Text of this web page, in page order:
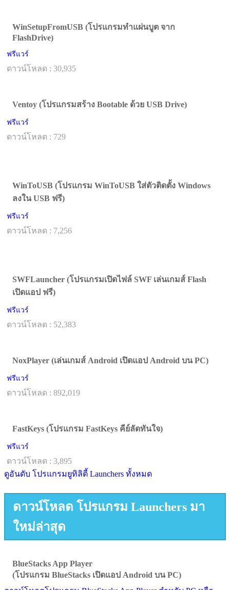
WinSetupFromUSB (โปรแกรมทำแผ่นบูต จาก
FlashDrive)
ฟรีแวร์
ดาวน์โหลด : 30,935
Ventoy (โปรแกรมสร้าง Bootable ด้วย USB Drive)
ฟรีแวร์
ดาวน์โหลด : 729
WinToUSB (โปรแกรม WinToUSB ใส่ตัวติดตั้ง Windows
ลงใน USB ฟรี)
ฟรีแวร์
ดาวน์โหลด : 7,256
SWFLauncher (โปรแกรมเปิดไฟล์ SWF เล่นเกมส์ Flash
เปิดแอป ฟรี)
ฟรีแวร์
ดาวน์โหลด : 52,383
NoxPlayer (เล่นเกมส์ Android เปิดแอป Android บน PC)
ฟรีแวร์
ดาวน์โหลด : 892,019
FastKeys (โปรแกรม FastKeys คีย์ลัดทันใจ)
ฟรีแวร์
ดาวน์โหลด : 3,895
ดูอันดับ โปรแกรมยูทิลิตี้ Launchers ทั้งหมด
ดาวน์โหลด โปรแกรม Launchers มา
ใหม่ล่าสุด
BlueStacks App Player
(โปรแกรม BlueStacks เปิดแอป Android บน PC)